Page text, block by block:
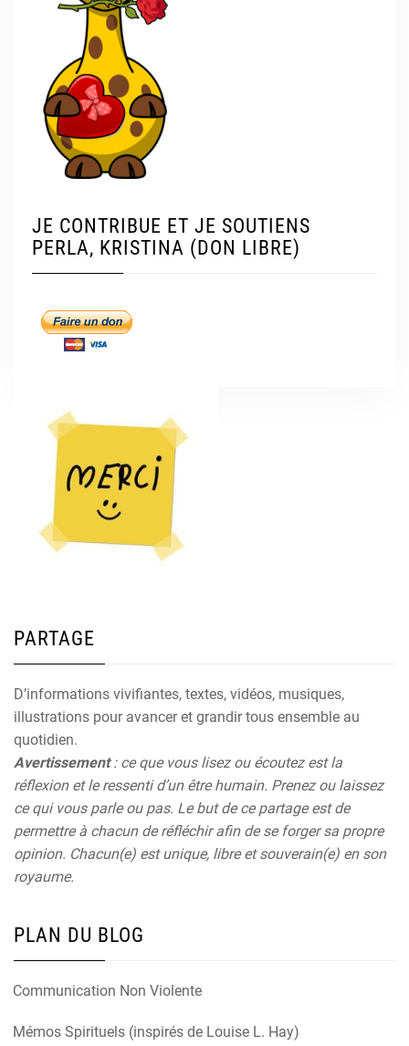
JE CONTRIBUE ET JE SOUTIENS
PERLA, KRISTINA (DON LIBRE)
PARTAGE
D’informations vivifiantes, textes, vidéos, musiques,
illustrations pour avancer et grandir tous ensemble au
quotidien.
Avertissement: ce que vous lisez ou écoutez est la
réflexion et le ressenti d’un être humain. Prenez ou laissez
ce qui vous parle ou pas. Le but de ce partage est de
permettre à chacun de réfléchir afin de se forger sa propre
opinion. Chacun(e) est unique, libre et souverain(e) en son
royaume.
PLAN DU BLOG
Communication Non Violente
Mémos Spirituels (inspirés de Louise L. Hay)